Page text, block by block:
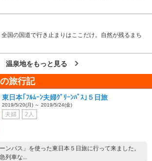
国の国道で行き止まりはここだけ。自然が残るまち
温泉地をもっと見る
旅行記
東日本｢ﾌﾙﾑｰﾝ夫婦ｸﾞﾘｰﾝﾊﾟｽ｣５日旅
2019/5/20(月) ～ 2019/5/24(金)
夫婦 2人
ンパス」を使った東日本５日旅に行って来ました。
列車な...